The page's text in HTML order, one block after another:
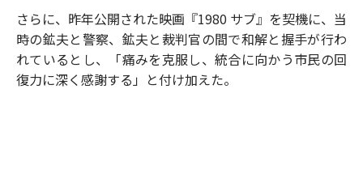
さらに、昨年公開された映画『1980 サブ』を契機に、当
時の鉱夫と警察、鉱夫と裁判官の間で和解と握手が行わ
れているとし、「痛みを克服し、統合に向かう市民の回
復力に深く感謝する」と付け加えた。